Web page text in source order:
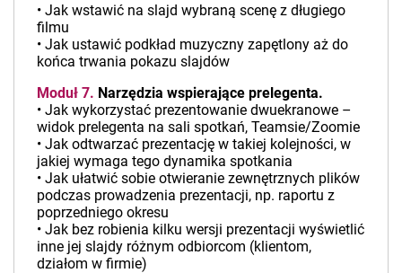
• Jak wstawić na slajd wybraną scenę z długiego
filmu
• Jak ustawić podkład muzyczny zapętlony aż do
końca trwania pokazu slajdów
Moduł 7. Narzędzia wspierające prelegenta.
• Jak wykorzystać prezentowanie dwuekranowe –
widok prelegenta na sali spotkań, Teamsie/Zoomie
• Jak odtwarzać prezentację w takiej kolejności, w
jakiej wymaga tego dynamika spotkania
• Jak ułatwić sobie otwieranie zewnętrznych plików
podczas prowadzenia prezentacji, np. raportu z
poprzedniego okresu
• Jak bez robienia kilku wersji prezentacji wyświetlić
inne jej slajdy różnym odbiorcom (klientom,
działom w firmie)